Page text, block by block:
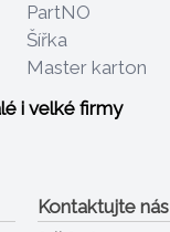
PartNO
Šířka
Master karton
i velké firmy
Kontaktujte nás